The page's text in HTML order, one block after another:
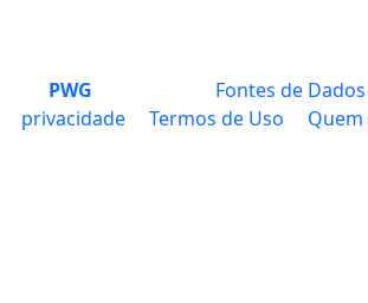
PWG Fontes de Dados
privacidade
Termos de Uso Quem